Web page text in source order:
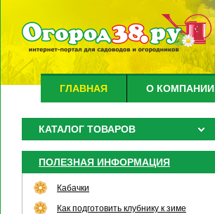
ГЛАВНАЯ О КОМПАНИИ
КАТАЛОГ ТОВАРОВ
ПОЛЕЗНАЯ ИНФОРМАЦИЯ
Кабачки
Как подготовить клубнику к зиме